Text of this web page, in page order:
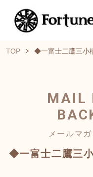
TOP ◆一富士二鷹三小
MAIL
メールマ
◆一富士二鷹三